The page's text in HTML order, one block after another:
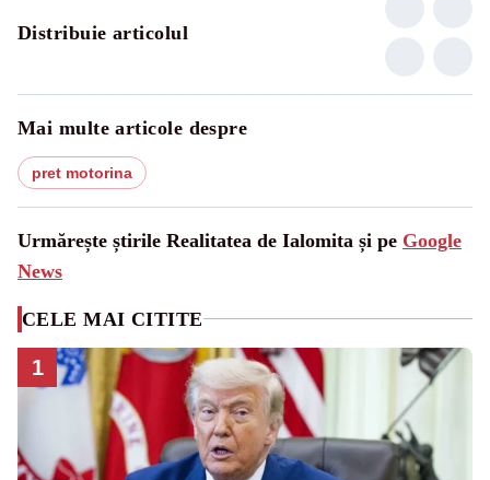
Distribuie articolul
Mai multe articole despre
pret motorina
Urmărește știrile Realitatea de Ialomita și pe Google
News
CELE MAI CITITE
1